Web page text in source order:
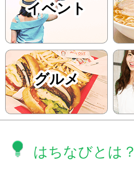
イベント
グルメ
はちなびとは？